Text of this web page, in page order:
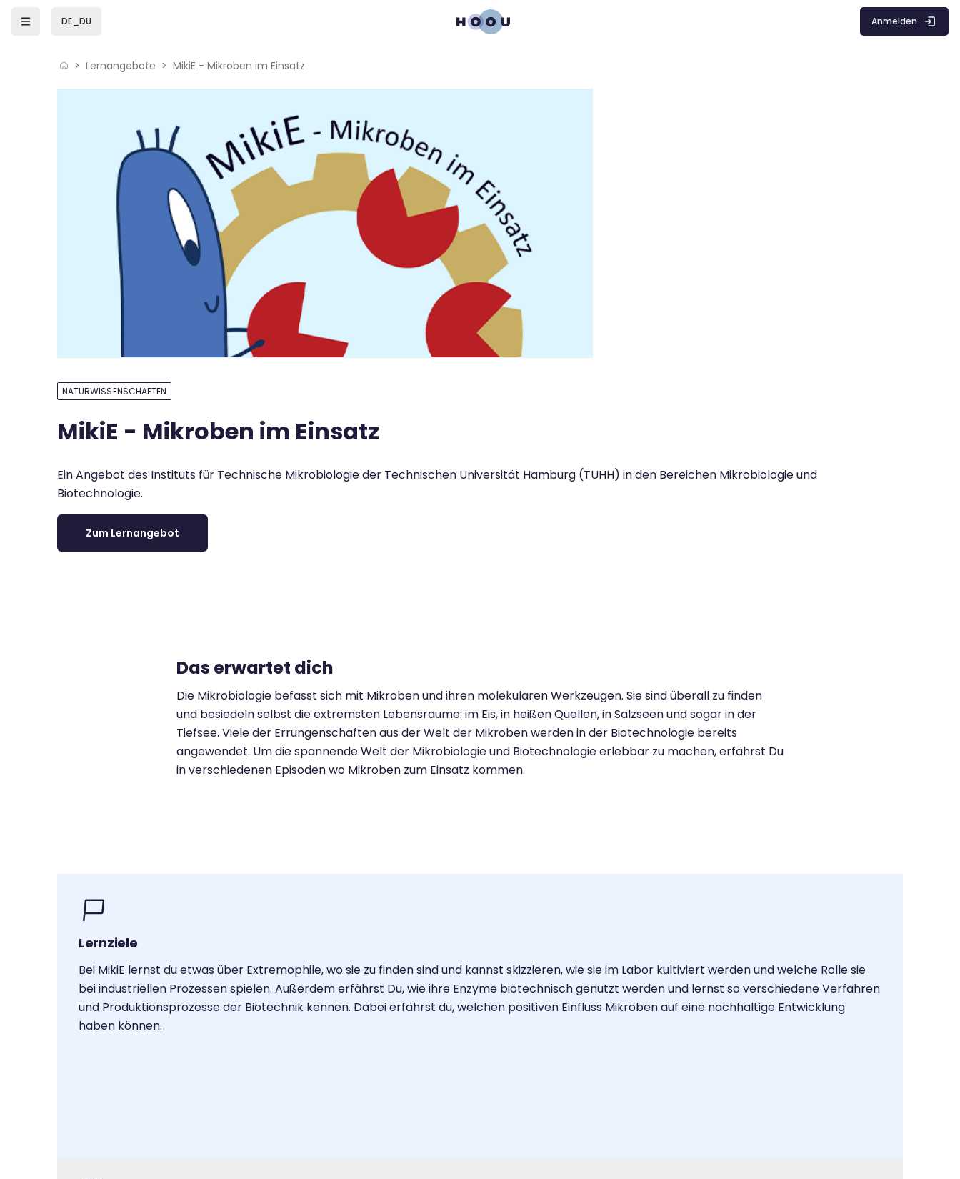
DE_DU Anmelden
Lernangebote MikiE - Mikroben im Einsatz
NATURWISSENSCHAFTEN
MikiE - Mikroben im Einsatz
Ein Angebot des Instituts für Technische Mikrobiologie der Technischen Universität Hamburg (TUHH) in den Bereichen Mikrobiologie und
Biotechnologie.
Zum Lernangebot
Das erwartet dich
Die Mikrobiologie befasst sich mit Mikroben und ihren molekularen Werkzeugen. Sie sind überall zu finden
und besiedeln selbst die extremsten Lebensräume: im Eis, in heißen Quellen, in Salzseen und sogar in der
Tiefsee. Viele der Errungenschaften aus der Welt der Mikroben werden in der Biotechnologie bereits
angewendet. Um die spannende Welt der Mikrobiologie und Biotechnologie erlebbar zu machen, erfährst Du
in verschiedenen Episoden wo Mikroben zum Einsatz kommen.
Lernziele
Bei MikiE lernst du etwas über Extremophile, wo sie zu finden sind und kannst skizzieren, wie sie im Labor kultiviert werden und welche Rolle sie
bei industriellen Prozessen spielen. Außerdem erfährst Du, wie ihre Enzyme biotechnisch genutzt werden und lernst so verschiedene Verfahren
und Produktionsprozesse der Biotechnik kennen. Dabei erfährst du, welchen positiven Einfluss Mikroben auf eine nachhaltige Entwicklung
haben können.